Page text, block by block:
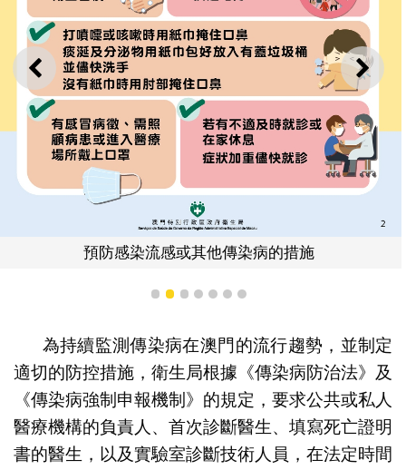
上一則 下一
預防感染流感或其他傳染病的措施
1 2 3 4 5 6 7
為持續監測傳染病在澳門的流行趨勢，並制定
適切的防控措施，衛生局根據《傳染病防治法》及
《傳染病強制申報機制》的規定，要求公共或私人
醫療機構的負責人、首次診斷醫生、填寫死亡證明
書的醫生，以及實驗室診斷技術人員，在法定時間